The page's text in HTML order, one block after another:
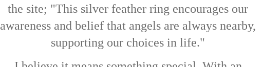
the site; "This silver feather ring encourages our
awareness and belief that angels are always nearby,
supporting our choices in life."